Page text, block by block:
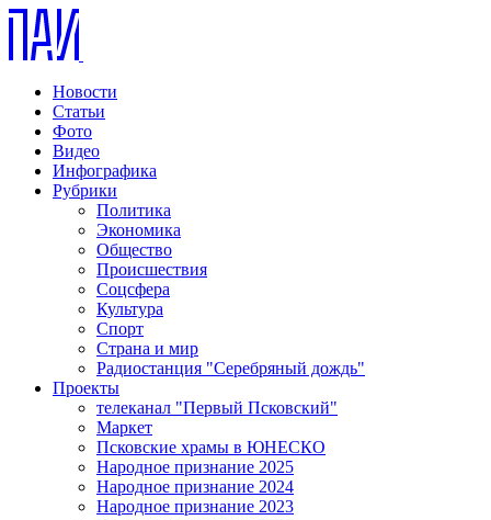
Новости
Статьи
Фото
Видео
Инфографика
Рубрики
Политика
Экономика
Общество
Происшествия
Соцсфера
Культура
Спорт
Страна и мир
Радиостанция "Серебряный дождь"
Проекты
телеканал "Первый Псковский"
Маркет
Псковские храмы в ЮНЕСКО
Народное признание 2025
Народное признание 2024
Народное признание 2023